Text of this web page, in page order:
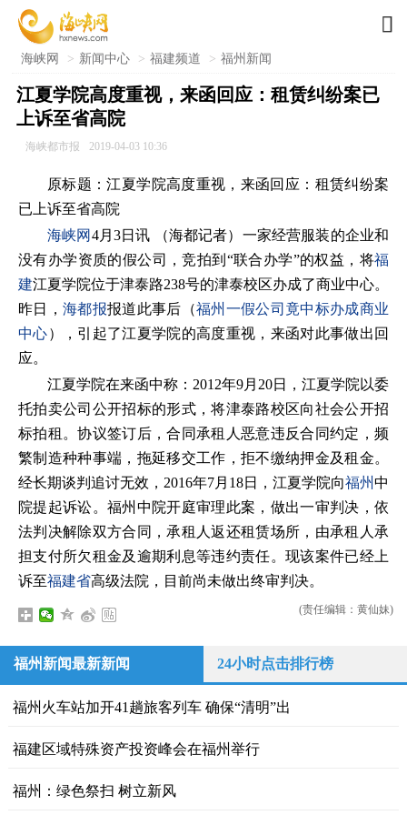

海峡网 > 新闻中心 > 福建频道 > 福州新闻
江夏学院高度重视，来函回应：租赁纠纷案已
上诉至省高院
海峡都市报 2019-04-03 10:36
原标题：江夏学院高度重视，来函回应：租赁纠纷案
已上诉至省高院
海峡网 4月3日讯 （海都记者）一家经营服装的企业和
没有办学资质的假公司，竞拍到“联合办学”的权益，将福
建江夏学院位于津泰路238号的津泰校区办成了商业中心。
昨日， 海都报报道此事后（福州一假公司竟中标办成商业
中心），引起了江夏学院的高度重视，来函对此事做出回
应。
江夏学院在来函中称：2012年9月20日，江夏学院以委
托拍卖公司公开招标的形式，将津泰路校区向社会公开招
标拍租。协议签订后，合同承租人恶意违反合同约定，频
繁制造种种事端，拖延移交工作，拒不缴纳押金及租金。
经长期谈判追讨无效，2016年7月18日，江夏学院向福州中
院提起诉讼。福州中院开庭审理此案，做出一审判决，依
法判决解除双方合同，承租人返还租赁场所，由承租人承
担支付所欠租金及逾期利息等违约责任。现该案件已经上
诉至福建省高级法院，目前尚未做出终审判决。
(责任编辑：黄仙妹)
福州新闻最新新闻 24小时点击排行榜
福州火车站加开41趟旅客列车 确保“清明”出
福建区域特殊资产投资峰会在福州举行
福州：绿色祭扫 树立新风